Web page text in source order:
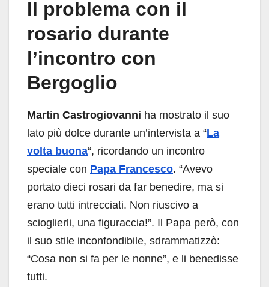
Il problema con il
rosario durante
l’incontro con
Bergoglio
Martin Castrogiovanni ha mostrato il suo
lato più dolce durante un’intervista a “La
volta buona“, ricordando un incontro
speciale con Papa Francesco. “Avevo
portato dieci rosari da far benedire, ma si
erano tutti intrecciati. Non riuscivo a
scioglierli, una figuraccia!”. Il Papa però, con
il suo stile inconfondibile, sdrammatizzò:
“Cosa non si fa per le nonne”, e li benedisse
tutti.